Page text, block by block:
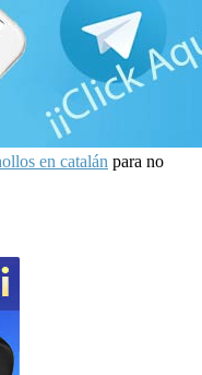
en catalán para no